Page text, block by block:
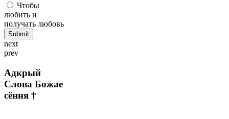
Чтобы
любить и
получать любовь
next
prev
Адкрый
Слова Божае
сёння †